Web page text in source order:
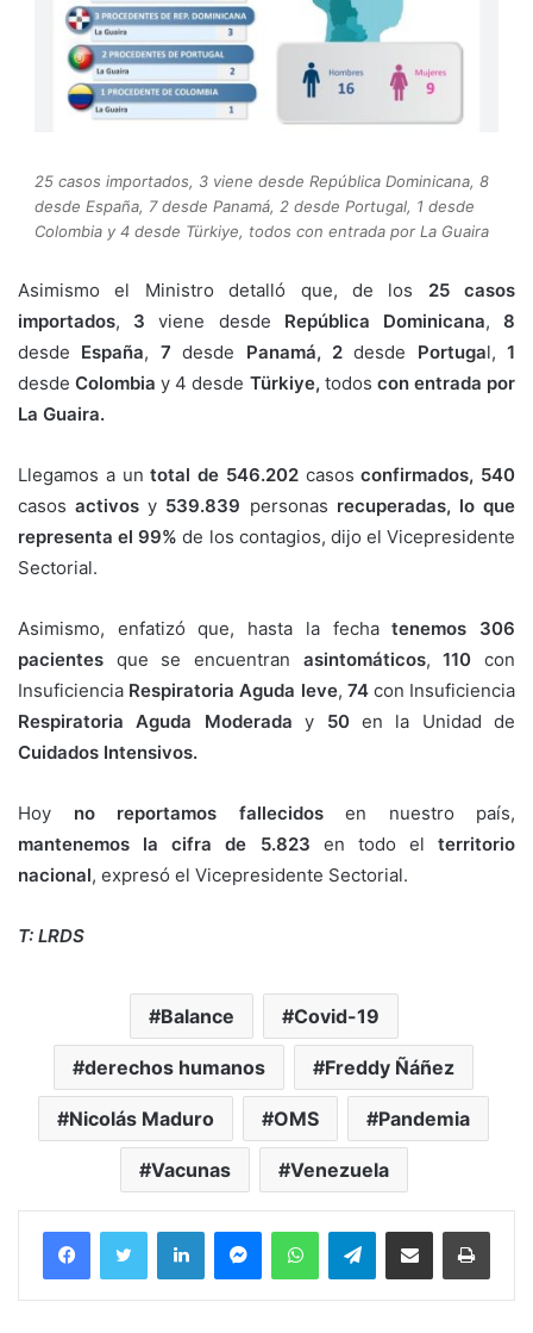
25 casos importados, 3 viene desde República Dominicana, 8
desde España, 7 desde Panamá, 2 desde Portugal, 1 desde
Colombia y 4 desde Türkiye, todos con entrada por La Guaira
Asimismo el Ministro detalló que, de los 25 casos
importados, 3 viene desde República Dominicana, 8
desde España, 7 desde Panamá, 2desde Portugal, 1
desdeColombia y 4 desde Türkiye, todos con entrada por
La Guaira.
Llegamos a untotal de 546.202casosconfirmados, 540
casosactivosy 539.839 personas recuperadas, lo que
representa el 99% de los contagios, dijo el Vicepresidente
Sectorial.
Asimismo, enfatizó que, hasta la fechatenemos 306
pacientes que se encuentran asintomáticos,110 con
Insuficiencia Respiratoria Aguda leve, 74con Insuficiencia
Respiratoria Aguda Moderada y 50en la Unidad de
Cuidados Intensivos.
Hoy no reportamos fallecidosen nuestro país,
mantenemos la cifra de 5.823 en todo el territorio
nacional, expresó el Vicepresidente Sectorial.
T: LRDS
Balance Covid-19
derechos humanos Freddy Ñáñez
Nicolás Maduro OMS Pandemia
Vacunas Venezuela
FacebookTwitter LinkedInMessengerWhatsAppTelegramCompartir por correo electrónico